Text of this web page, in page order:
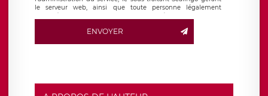
le serveur web, ainsi que toute personne légalement
autorisée. Le formulaire de contact à destination du
basé en France et offrant des
clauses de protection
limitation du traitement relatif à vos données à caractère
ENVOYER